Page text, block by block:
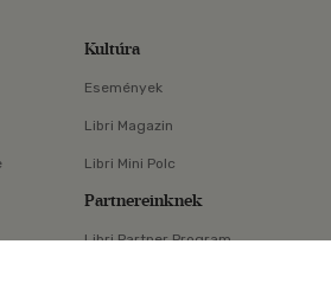
×
Kultúra
Események
Libri Magazin
Libri Mini Polc
Partnereinknek
Libri Partner Program